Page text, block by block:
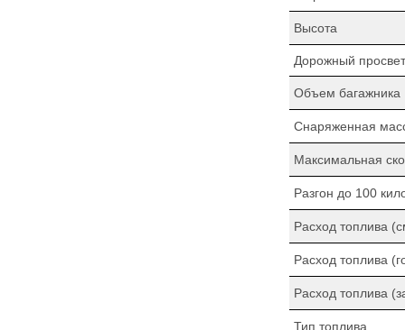
Высота
Дорожный просвет
Объем багажника
Снаряженная
Максимальная
Разгон до 100
Расход топлива
Расход топлива
Расход топлива
Тип топлива